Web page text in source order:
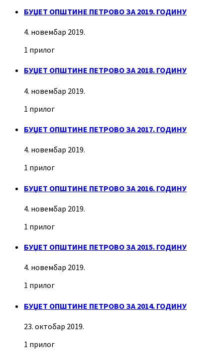
БУЏЕТ ОПШТИНЕ ПЕТРОВО ЗА 2019. ГОДИНУ
4. новембар 2019.
1 прилог
БУЏЕТ ОПШТИНЕ ПЕТРОВО ЗА 2018. ГОДИНУ
4. новембар 2019.
1 прилог
БУЏЕТ ОПШТИНЕ ПЕТРОВО ЗА 2017. ГОДИНУ
4. новембар 2019.
1 прилог
БУЏЕТ ОПШТИНЕ ПЕТРОВО ЗА 2016. ГОДИНУ
4. новембар 2019.
1 прилог
БУЏЕТ ОПШТИНЕ ПЕТРОВО ЗА 2015. ГОДИНУ
4. новембар 2019.
1 прилог
БУЏЕТ ОПШТИНЕ ПЕТРОВО ЗА 2014. ГОДИНУ
23. октобар 2019.
1 прилог